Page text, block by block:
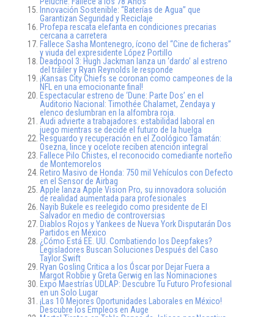
Innovación Sostenible: “Baterías de Agua” que
Garantizan Seguridad y Reciclaje
Profepa rescata elefanta en condiciones precarias
cercana a carretera
Fallece Sasha Montenegro, ícono del “Cine de ficheras”
y viuda del expresidente López Portillo
Deadpool 3: Hugh Jackman lanza un ‘dardo’ al estreno
del tráiler y Ryan Reynolds le responde
¡Kansas City Chiefs se coronan como campeones de la
NFL en una emocionante final!
Espectacular estreno de ‘Dune: Parte Dos’ en el
Auditorio Nacional: Timothée Chalamet, Zendaya y
elenco deslumbran en la alfombra roja.
Audi advierte a trabajadores: estabilidad laboral en
juego mientras se decide el futuro de la huelga
Resguardo y recuperación en el Zoológico Tamatán:
Osezna, lince y ocelote reciben atención integral
Fallece Pilo Chistes, el reconocido comediante norteño
de Montemorelos
Retiro Masivo de Honda: 750 mil Vehículos con Defecto
en el Sensor de Airbag
Apple lanza Apple Vision Pro, su innovadora solución
de realidad aumentada para profesionales
Nayib Bukele es reelegido como presidente de El
Salvador en medio de controversias
Diablos Rojos y Yankees de Nueva York Disputarán Dos
Partidos en México
¿Cómo Está EE. UU. Combatiendo los Deepfakes?
Legisladores Buscan Soluciones Después del Caso
Taylor Swift
Ryan Gosling Critica a los Óscar por Dejar Fuera a
Margot Robbie y Greta Gerwig en las Nominaciones
Expo Maestrías UDLAP: Descubre Tu Futuro Profesional
en un Solo Lugar
¡Las 10 Mejores Oportunidades Laborales en México!
Descubre los Empleos en Auge